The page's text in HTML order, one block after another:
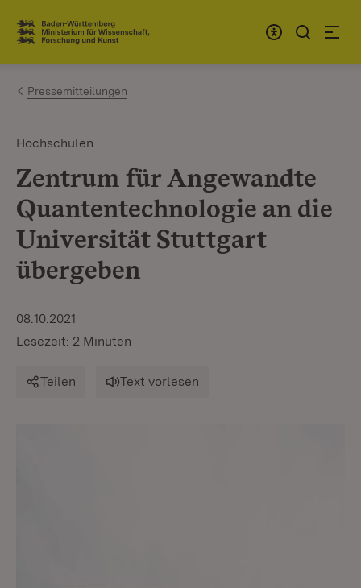
Zum Inhalt springen
Link zur Startseite
Pressemitteilungen
Hochschulen
Zentrum für Angewandte
Quantentechnologie an die
Universität Stuttgart
übergeben
08.10.2021
Lesezeit: 2 Minuten
Teilen Text vorlesen